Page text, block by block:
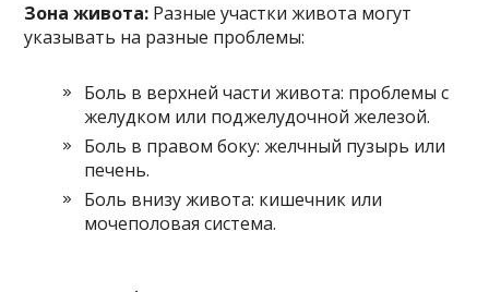
Зона живота: Разные участки живота могут
указывать на разные проблемы:
Боль в верхней части живота: проблемы с
желудком или поджелудочной железой.
Боль в правом боку: желчный пузырь или
печень.
Боль внизу живота: кишечник или
мочеполовая система.